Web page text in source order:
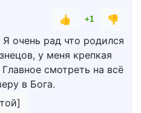
👍 +1
👎
очень рад что родился
у меня крепкая
смотреть на всё
в Бога.